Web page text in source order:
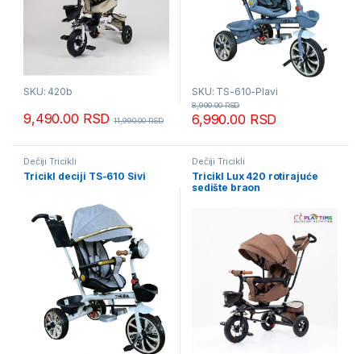
SKU: 420b
9,490.00 RSD 11,990.00RSD
SKU: TS-610-Plavi
6,990.00 RSD
8,990.00RSD
Dečiji Tricikli
Tricikl deciji TS-610 Sivi
Dečiji Tricikli
Tricikl Lux 420 rotirajuće
sedište braon